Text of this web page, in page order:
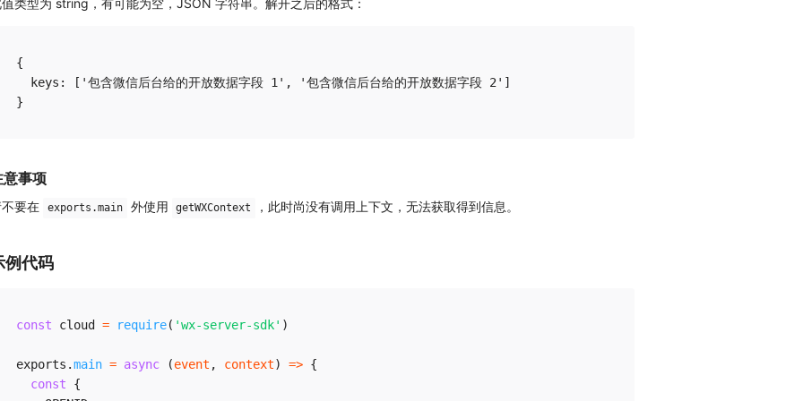
类型为 string，有可能为空，JSON 字符串。解开之后的格式：
{
  keys: ['包含微信后台给的开放数据字段 1', '包含微信后台给的开放数据字段 2']
意事项
要在 exports.main 外使用 getWXContext ，此时尚没有调用上下文，无法获取得到信息。
例代码
const cloud = require( 'wx-server-sdk' )
exports .main = async (event , context) => {
const
{